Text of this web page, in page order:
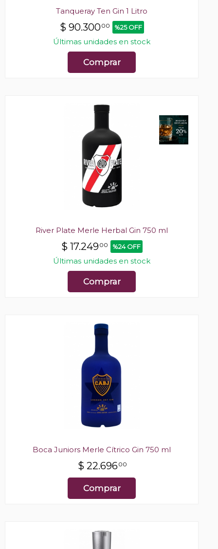
Tanqueray Ten Gin 1 Litro
$ 90.30000 %25 OFF
Últimas unidades en stock
Comprar
River Plate Merle Herbal Gin 750 ml
$ 17.24900 %24 OFF
Últimas unidades en stock
Comprar
Boca Juniors Merle Cítrico Gin 750 ml
$ 22.69600
Comprar